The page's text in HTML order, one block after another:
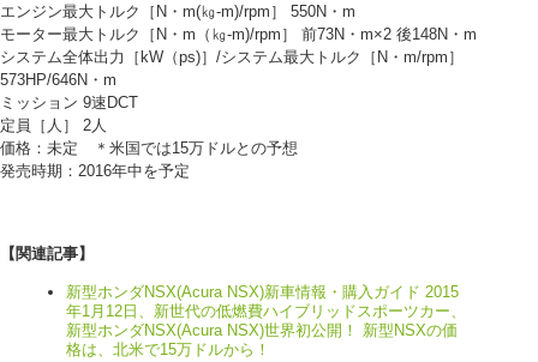
エンジン最大トルク［N・m(㎏-m)/rpm］ 550N・m
モーター最大トルク［N・m（㎏-m)/rpm］ 前73N・m×2 後148N・m
システム全体出力［kW（ps)］/システム最大トルク［N・m/rpm］
573HP/646N・m
ミッション 9速DCT
定員［人］ 2人
価格：未定 ＊米国では15万ドルとの予想
発売時期：2016年中を予定
【関連記事】
新型ホンダNSX(Acura NSX)新車情報・購入ガイド 2015
年1月12日、新世代の低燃費ハイブリッドスポーツカー、
新型ホンダNSX(Acura NSX)世界初公開！ 新型NSXの価
格は、北米で15万ドルから！